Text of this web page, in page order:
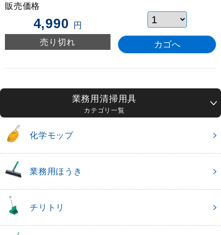
販売価格
4,990 円
売り切れ
業務用清掃用具
カテゴリ一覧
化学モップ
業務用ほうき
チリトリ